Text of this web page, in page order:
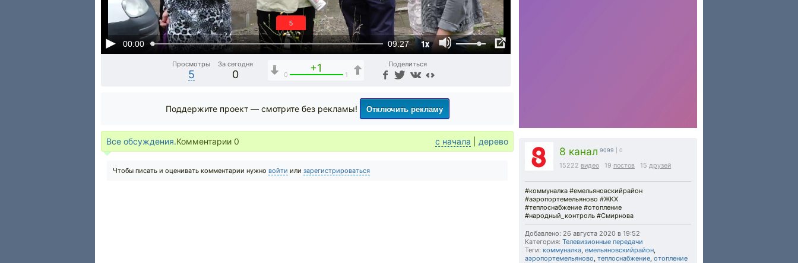
00:00 09:27 1x
5
Просмотры
5
За сегодня
0
+1
0 1
Поделиться
8 канал 9099 | 0
15222 видео 19 постов 15 друзей
#коммуналка #емельяновскийрайон
#аэропортемельяново #ЖКХ
#теплоснабжение #отопление
#народный_контроль #Смирнова
Добавлено: 26 августа 2020 в 19:52
Категория: Телевизионные передачи
Теги: коммуналка, емельяновскийрайон,
аэропортемельяново, теплоснабжение, отопление
Поддержите проект — смотрите без рекламы! Отключить рекламу
Все обсуждения.Комментарии 0 с начала дерево
Чтобы писать и оценивать комментарии нужно войти или зарегистрироваться